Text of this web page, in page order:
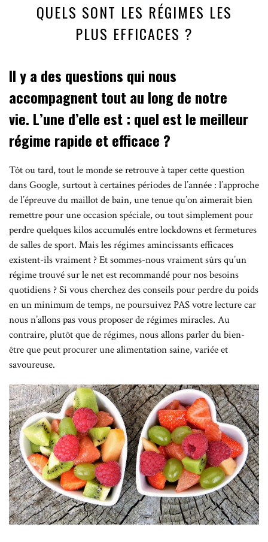
QUELS SONT LES RÉGIMES LES
PLUS EFFICACES ?
Il y a des questions qui nous
accompagnent tout au long de notre
vie. L’une d’elle est : quel est le meilleur
régime rapide et efficace ?
Tôt ou tard, tout le monde se retrouve à taper cette question
dans Google, surtout à certaines périodes de l’année : l’approche
de l’épreuve du maillot de bain, une tenue qu’on aimerait bien
remettre pour une occasion spéciale, ou tout simplement pour
perdre quelques kilos accumulés entre lockdowns et fermetures
de salles de sport. Mais les régimes amincissants efficaces
existent-ils vraiment ? Et sommes-nous vraiment sûrs qu’un
régime trouvé sur le net est recommandé pour nos besoins
quotidiens ? Si vous cherchez des conseils pour perdre du poids
en un minimum de temps, ne poursuivez PAS votre lecture car
nous n’allons pas vous proposer de régimes miracles. Au
contraire, plutôt que de régimes, nous allons parler du bien-
être que peut procurer une alimentation saine, variée et
savoureuse.